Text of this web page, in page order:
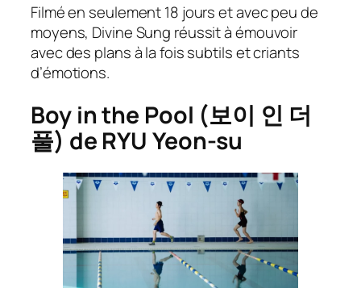
Filmé en seulement 18 jours et avec peu de
moyens, Divine Sung réussit à émouvoir
avec des plans à la fois subtils et criants
d’émotions.
Boy in the Pool (보이 인 더
풀) de RYU Yeon-su